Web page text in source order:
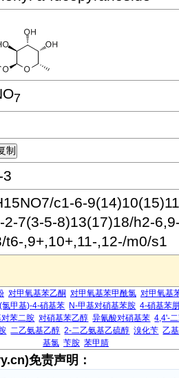
7
3
c1-6-
2-7(3-5-8)13(17)18/h2-
t6-,9+,10+,11-,12-/m0/s1
对甲氧基苯乙酮 对甲氧基苯甲酰氯 对甲氧基
氯甲基)-4-硝基苯 N-甲基对硝基苯胺 4-硝基苯
苯二胺 对硝基苯乙醇 异氰酸对硝基苯 4,4'-
二乙氨基乙醇 2-二乙氨基乙硫醇 溴化苄 乙
基氯 苄胺 苯甲腈
免责声明：